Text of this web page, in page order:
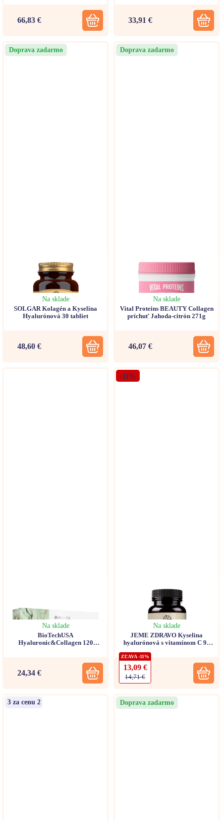
66,83 € 33,91 €
Doprava zadarmo
Na sklade
SOLGAR Kolagén a Kyselina
Hyalurónová 30 tabliet
48,60 €
Doprava zadarmo
Na sklade
Vital Proteins BEAUTY Collagen
príchuť Jahoda-citrón 271g
46,07 €
Na sklade
BioTechUSA
Hyaluronic&Collagen 120
24,34 €
-11%
Na sklade
JEME ZDRAVO Kyselina
hyalurónová s vitamínom C 90
ZĽAVA -11%
13,09 €
14,71 €
3 za cenu 2 Doprava zadarmo